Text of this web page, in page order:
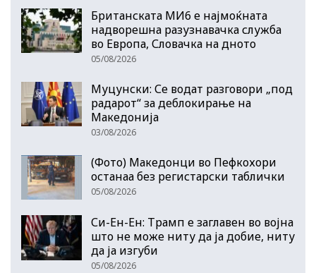
Британската МИ6 е најмоќната
надворешна разузнавачка служба
во Европа, Словачка на дното
05/08/2026
Муцунски: Се водат разговори „под
радарот“ за деблокирање на
Македонија
03/08/2026
(Фото) Македонци во Пефкохори
останаа без регистарски таблички
05/08/2026
Си-Ен-Ен: Трамп е заглавен во војна
што не може ниту да ја добие, ниту
да ја изгуби
05/08/2026